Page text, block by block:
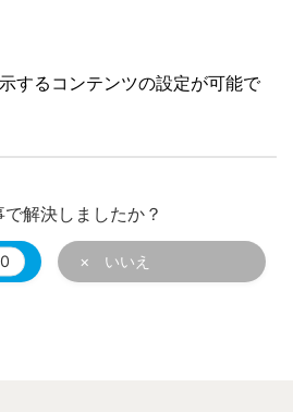
するコンテンツの設定が可能で
で解決しましたか？
0 × いいえ